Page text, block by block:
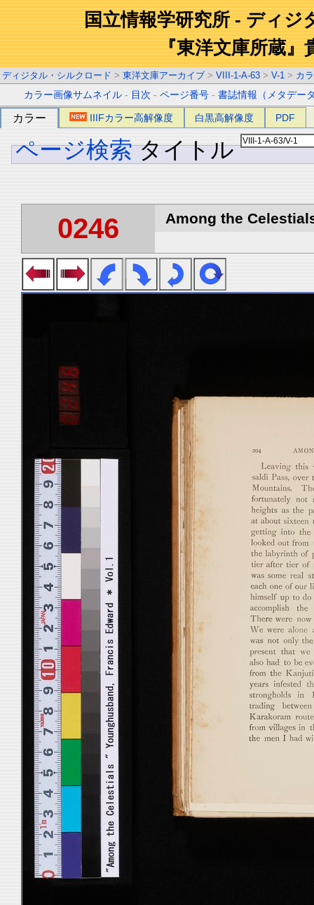
国立情報学研究所 - ディジ
『東洋文庫所蔵』
ディジタル・シルクロード > 東洋文庫アーカイブ > VIII-1-A-63 > V-1 > カ
カラー画像サムネイル - 目次 -ページ番号 -書誌情報（メタデー
カラー IIIFカラー高解像度 白黒高解像度 PDF
ページ検索 タイトル
0246 Among the